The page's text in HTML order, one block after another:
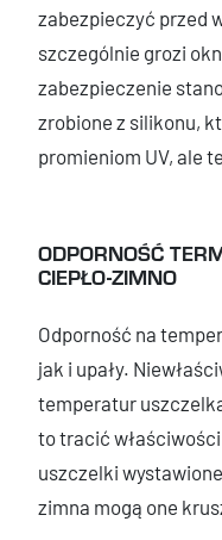
zabezpieczyć przed
szczególnie grozi
zabezpieczenie
zrobione z silikonu,
promieniom UV, ale
ODPORNOŚĆ
CIEPŁO-ZIMNO
Odporność na
jak i upały.
temperatur
to tracić
uszczelki
zimna mogą one